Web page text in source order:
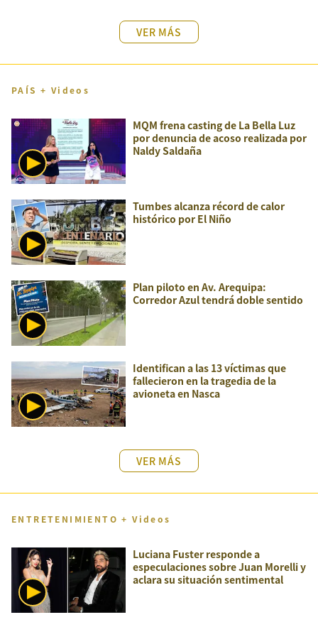
VER MÁS
PAÍS + Videos
MQM frena casting de La Bella Luz
por denuncia de acoso realizada por
Naldy Saldaña
Tumbes alcanza récord de calor
histórico por El Niño
Plan piloto en Av. Arequipa:
Corredor Azul tendrá doble sentido
Identifican a las 13 víctimas que
fallecieron en la tragedia de la
avioneta en Nasca
VER MÁS
ENTRETENIMIENTO + Videos
Luciana Fuster responde a
especulaciones sobre Juan Morelli y
aclara su situación sentimental